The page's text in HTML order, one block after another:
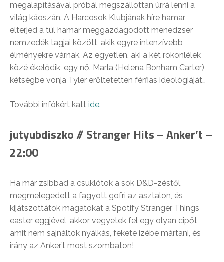
megalapításával próbál megszállottan úrrá lenni a
világ káoszán. A Harcosok Klubjának híre hamar
elterjed a túl hamar meggazdagodott menedzser
nemzedék tagjai között, akik egyre intenzívebb
élményekre várnak. Az egyetlen, aki a két rokonlélek
közé ékelődik, egy nő. Marla (Helena Bonham Carter)
kétségbe vonja Tyler erőltetetten férfias ideológiáját…
További infókért katt ide.
jutyubdiszko // Stranger Hits – Anker’t –
22:00
Ha már zsibbad a csuklótok a sok D&D-zéstől,
megmelegedett a fagyott gofri az asztalon, és
kijátszottátok magatokat a Spotify Stranger Things
easter eggjével, akkor vegyetek fel egy olyan cipőt,
amit nem sajnáltok nyálkás, fekete izébe mártani, és
irány az Anker’t most szombaton!